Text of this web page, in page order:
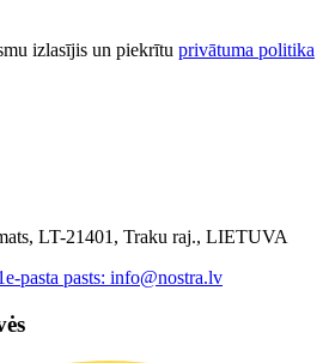
izlasījis un piekrītu privātuma politika
LT-21401, Traku raj., LIETUVA
e-pasta pasts: info@nostra.lv